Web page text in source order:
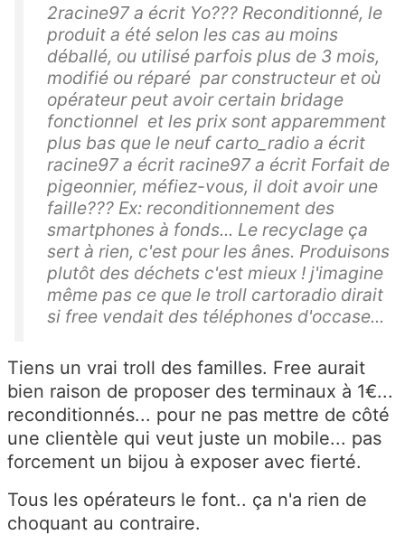
2racine97 a écrit Yo??? Reconditionné, le
produit a été selon les cas au moins
déballé, ou utilisé parfois plus de 3 mois,
modifié ou réparé par constructeur et où
opérateur peut avoir certain bridage
fonctionnel et les prix sont apparemment
plus bas que le neuf carto_radio a écrit
racine97 a écrit racine97 a écrit Forfait de
pigeonnier, méfiez-vous, il doit avoir une
faille??? Ex: reconditionnement des
smartphones à fonds... Le recyclage ça
sert à rien, c'est pour les ânes. Produisons
plutôt des déchets c'est mieux ! j'imagine
même pas ce que le troll cartoradio dirait
si free vendait des téléphones d'occase...
Tiens un vrai troll des familles. Free aurait
bien raison de proposer des terminaux à 1€...
reconditionnés... pour ne pas mettre de côté
une clientèle qui veut juste un mobile... pas
forcement un bijou à exposer avec fierté.
Tous les opérateurs le font.. ça n'a rien de
choquant au contraire.